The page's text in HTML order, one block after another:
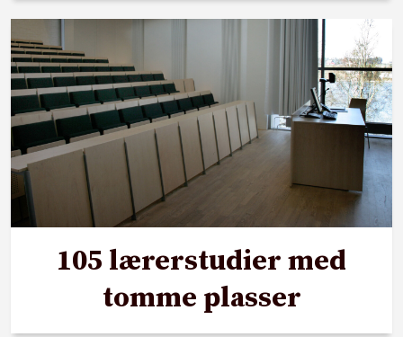
105 lærerstudier med
tomme plasser